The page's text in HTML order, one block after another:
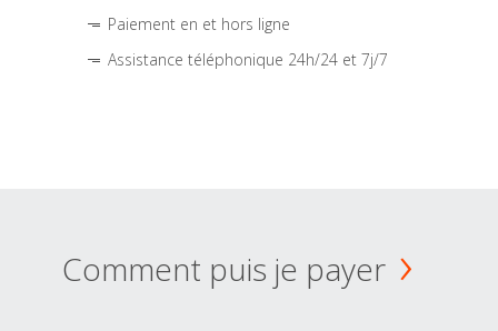
Paiement en et hors ligne
Assistance téléphonique 24h/24 et 7j/7
Comment puis je payer